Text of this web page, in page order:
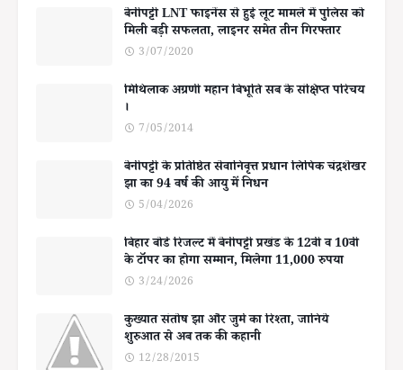
बेनीपट्टी LNT फाइनेंस से हुई लूट मामले में पुलिस को
मिली बड़ी सफलता, लाइनर समेत तीन गिरफ्तार
3/07/2020
मिथिलाक अग्रणी महान बिभूति सब के संक्षिप्त परिचय
।
7/05/2014
बेनीपट्टी के प्रतिष्ठित सेवानिवृत्त प्रधान लिपिक चंद्रशेखर
झा का 94 वर्ष की आयु में निधन
5/04/2026
बिहार बोर्ड रिजल्ट में बेनीपट्टी प्रखंड के 12वीं व 10वीं
के टॉपर का होगा सम्मान, मिलेगा 11,000 रुपया
3/24/2026
कुख्यात संतोष झा और जुर्म का रिश्ता, जानिये
शुरुआत से अब तक की कहानी
12/28/2015